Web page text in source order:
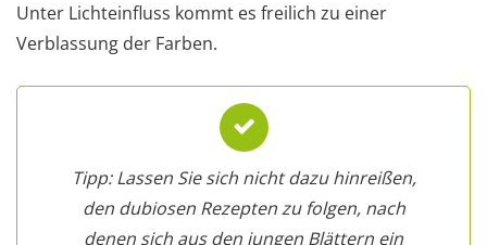
Unter Lichteinfluss kommt es freilich zu einer
Verblassung der Farben.
Tipp: Lassen Sie sich nicht dazu hinreißen,
den dubiosen Rezepten zu folgen, nach
denen sich aus den jungen Blättern ein